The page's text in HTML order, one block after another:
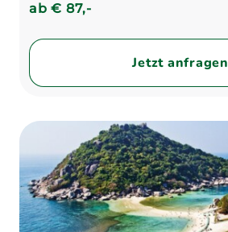
ab€ 87,-
Jetzt anfragen